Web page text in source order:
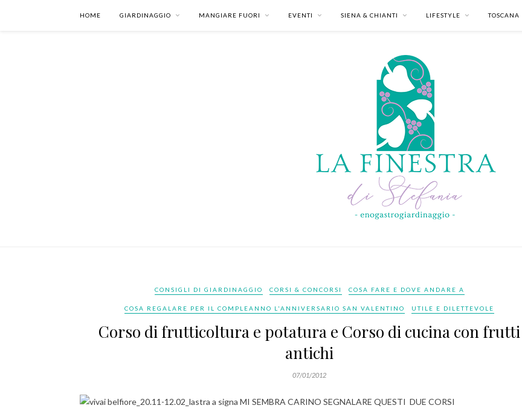
HOME GIARDINAGGIO MANGIARE FUORI EVENTI SIENA & CHIANTI LIFESTYLE TOSCANA
CONSIGLI DI GIARDINAGGIO CORSI & CONCORSI COSA FARE E DOVE ANDARE A
COSA REGALARE PER IL COMPLEANNO L'ANNIVERSARIO SAN VALENTINO UTILE E DILETTEVOLE
Corso di frutticoltura e potatura e Corso di cucina con frutti
antichi
07/01/2012
MI SEMBRA CARINO SEGNALARE QUESTI DUE CORSI